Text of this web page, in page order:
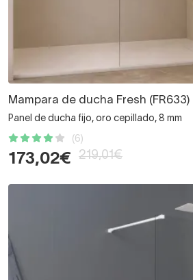
Mampara de ducha Fresh
Panel de ducha fijo, oro cepillado, 8 mm
(6)
173,02€ 219,01€